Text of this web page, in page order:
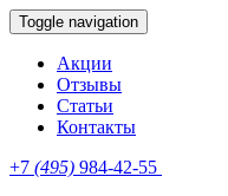
Toggle navigation
Акции
Отзывы
Статьи
Контакты
+7 (495) 984-42-55